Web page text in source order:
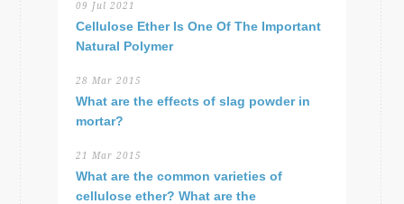
09 Jul 2021
Cellulose Ether Is One Of The Important
Natural Polymer
28 Mar 2015
What are the effects of slag powder in
mortar?
21 Mar 2015
What are the common varieties of
cellulose ether? What are the